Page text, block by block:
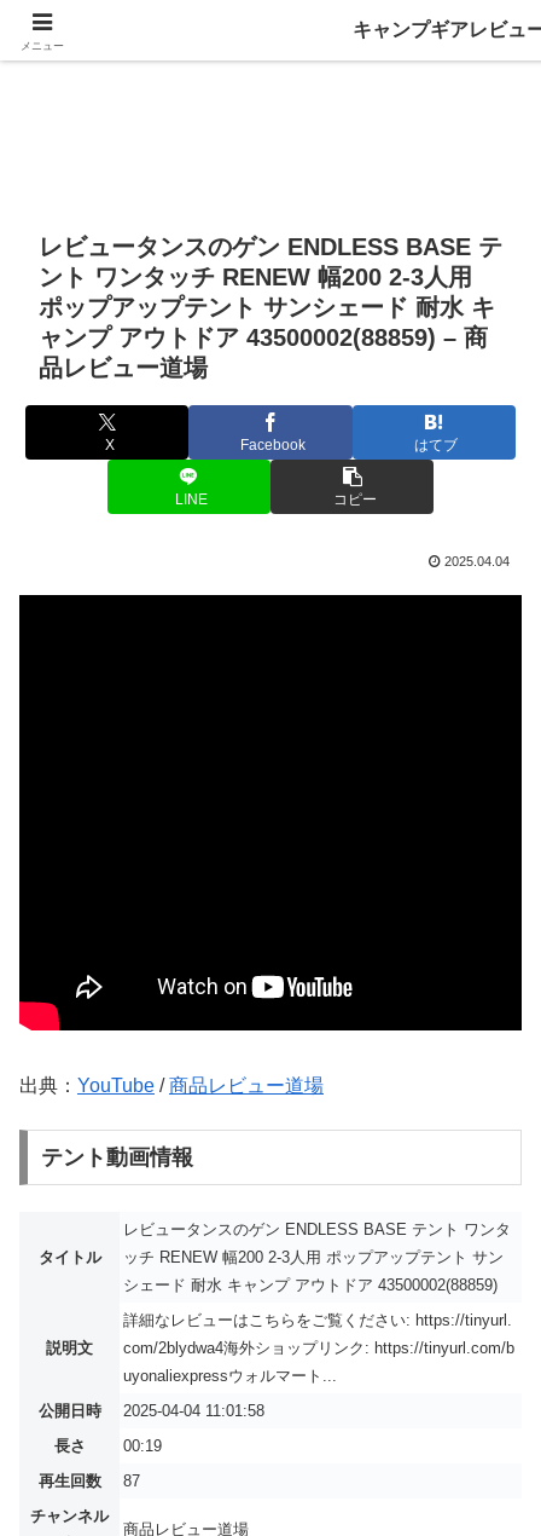
レビュータンスのゲン ENDLESS BASE テ
ント ワンタッチ RENEW 幅200 2-3人用
ポップアップテント サンシェード 耐水 キ
ャンプ アウトドア 43500002(88859) – 商
品レビュー道場
X Facebook はてブ
LINE コピー
2025.04.04
出典： YouTube /商品レビュー道場
テント動画情報
タイトル
レビュータンスのゲン ENDLESS BASE テント ワンタ
ッチ RENEW 幅200 2-3人用 ポップアップテント サン
シェード 耐水 キャンプ アウトドア 43500002(88859)
説明文
詳細なレビューはこちらをご覧ください: https://tinyurl.
com/2blydwa4海外ショップリンク: https://tinyurl.com/b
uyonaliexpressウォルマート...
公開日時
2025-04-04 11:01:58
長さ
00:19
再生回数
87
チャンネル
商品レビュー道場
メニュー
キャンプギアレビュ